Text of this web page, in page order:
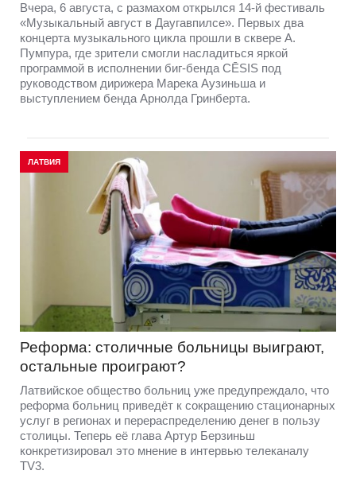
Вчера, 6 августа, с размахом открылся 14-й фестиваль
«Музыкальный август в Даугавпилсе». Первых два
концерта музыкального цикла прошли в сквере А.
Пумпура, где зрители смогли насладиться яркой
программой в исполнении биг-бенда CĒSIS под
руководством дирижера Марека Аузиньша и
выступлением бенда Арнолда Гринберта.
ЛАТВИЯ
Реформа: столичные больницы выиграют,
остальные проиграют?
Латвийское общество больниц уже предупреждало, что
реформа больниц приведёт к сокращению стационарных
услуг в регионах и перераспределению денег в пользу
столицы. Теперь её глава Артур Берзиньш
конкретизировал это мнение в интервью телеканалу
TV3.